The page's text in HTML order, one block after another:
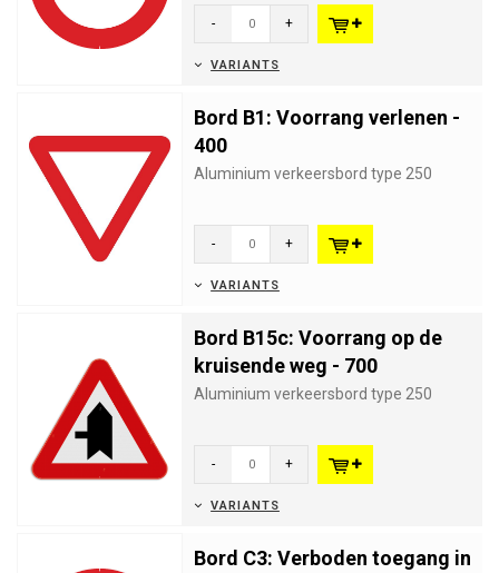
- +
VARIANTS
Bord B1: Voorrang verlenen -
400
Aluminium verkeersbord type 250
- +
VARIANTS
Bord B15c: Voorrang op de
kruisende weg - 700
Aluminium verkeersbord type 250
- +
VARIANTS
Bord C3: Verboden toegang in